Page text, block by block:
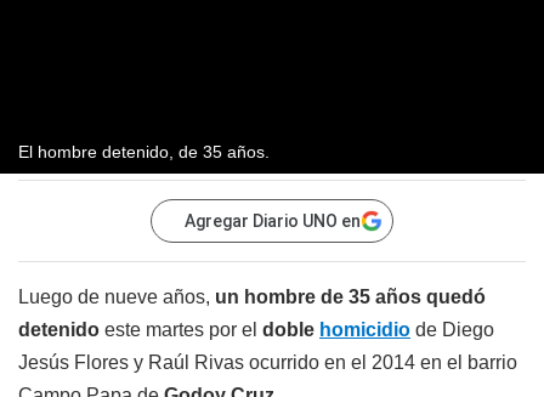
El hombre detenido, de 35 años.
Agregar Diario UNO en
Luego de nueve años, un hombre de 35 años quedó
detenido este martes por el doble homicidio de Diego
Jesús Flores y Raúl Rivas ocurrido en el 2014 en el barrio